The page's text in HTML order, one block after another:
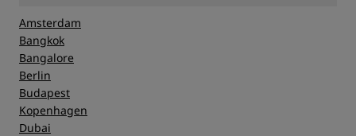
Amsterdam
Bangkok
Bangalore
Berlin
Budapest
Kopenhagen
Dubai